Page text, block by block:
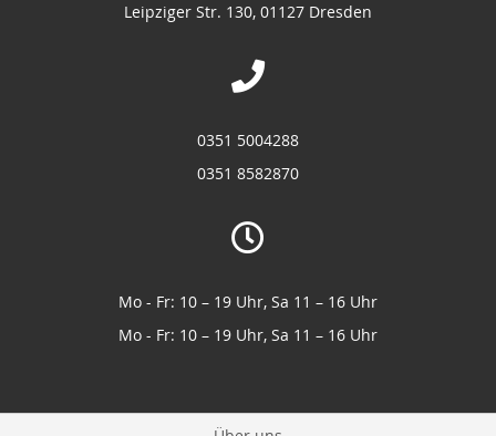
Leipziger Str. 130, 01127 Dresden
0351 5004288
0351 8582870
Mo - Fr: 10 – 19 Uhr, Sa 11 – 16 Uhr
Mo - Fr: 10 – 19 Uhr, Sa 11 – 16 Uhr